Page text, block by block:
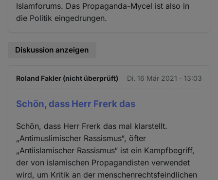
Islamforums. Das Propaganda-Mycel ist also in
die Politik eingedrungen.
Diskussion anzeigen
Roland Fakler (nicht überprüft) Di. 16 Mär 2021 - 13:03
Schön, dass Herr Frerk das
Schön, dass Herr Frerk das mal klarstellt.
„Antimuslimischer Rassismus“, öfter
„Antiislamischer Rassismus“ ist ein Kampfbegriff,
der von islamischen Propagandisten verwendet
wird, um Kritik an der menschenrechtsfeindlichen